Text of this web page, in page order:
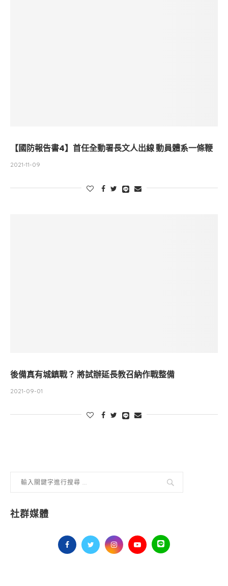
【國防報告書4】首任全動署長文人出線 動員體系一條鞭
2021-11-09
後備真有城鎮戰？ 將試辦延長教召納作戰整備
2021-09-01
社群媒體